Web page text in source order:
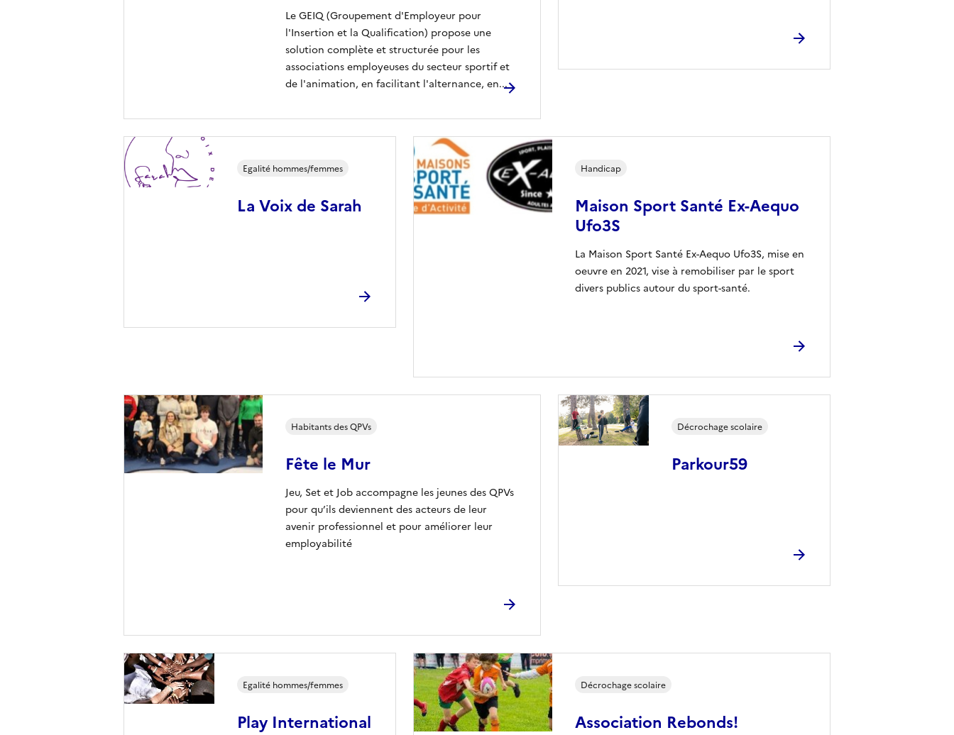
Le GEIQ (Groupement d'Employeur pour
l'Insertion et la Qualification) propose une
solution complète et structurée pour les
associations employeuses du secteur sportif et
de l'animation, en facilitant l'alternance, en...
La Voix de Sarah
Egalité hommes/femmes
Maison Sport Santé Ex-Aequo
Ufo3S
La Maison Sport Santé Ex-Aequo Ufo3S, mise en
oeuvre en 2021, vise à remobiliser par le sport
divers publics autour du sport-santé.
Handicap
Fête le Mur
Jeu, Set et Job accompagne les jeunes des QPVs
pour qu’ils deviennent des acteurs de leur
avenir professionnel et pour améliorer leur
employabilité
Habitants des QPVs
Parkour59
Décrochage scolaire
Play International
Egalité hommes/femmes
Association Rebonds!
Décrochage scolaire